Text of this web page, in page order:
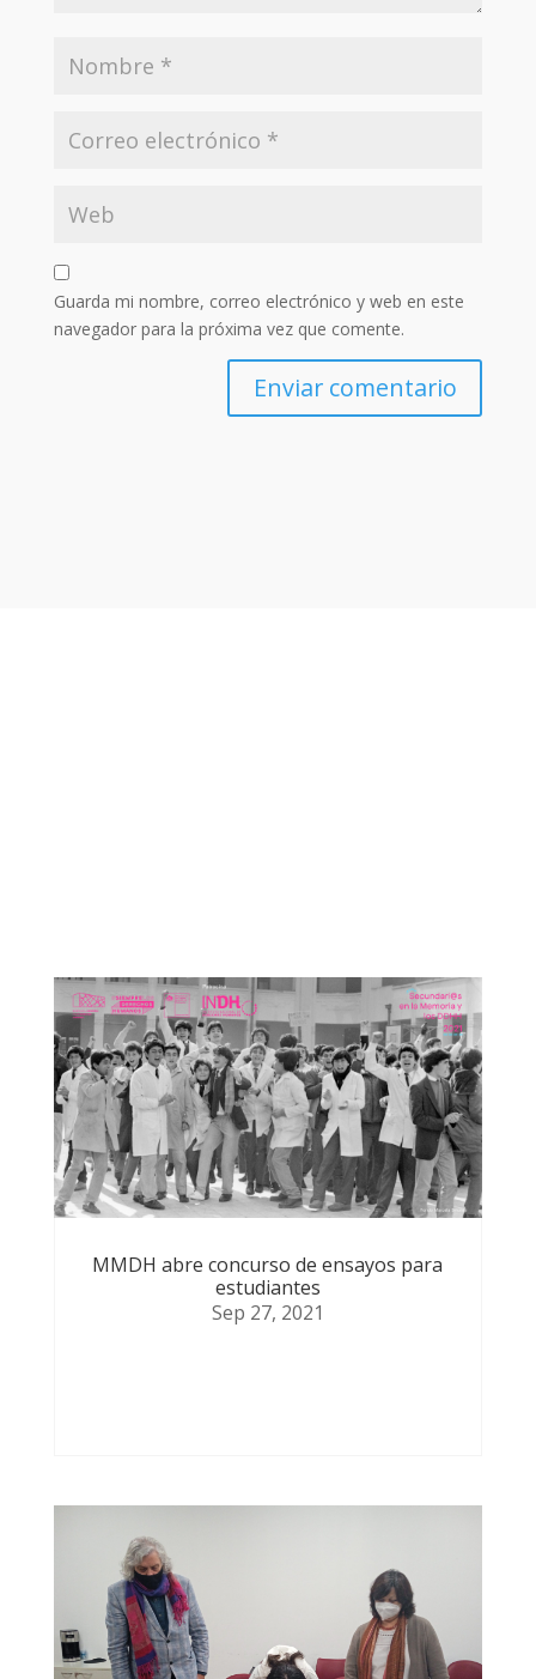
Guarda mi nombre, correo electrónico y web en este
navegador para la próxima vez que comente.
Enviar comentario
MMDH abre concurso de ensayos para
estudiantes
Sep 27, 2021